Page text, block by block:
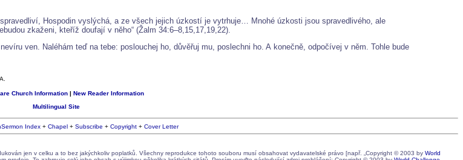
Hospodin vyslýchá, a ze všech jejich úzkostí je vytrhuje… Mnohé úzkosti jsou spravedlivého, ale
zkaženi, kteříž doufají v něho“ (Žalm 34:6–8,15,17,19,22).
ven. Naléhám teď na tebe: poslouchej ho, důvěřuj mu, poslechni ho. A konečně, odpočívej v něm. Tohle bude
Church Information | New Reader Information
Multilingual Site
Index + Chapel + Subscribe + Copyright + Cover Letter
jen v celku a to bez jakýchkoliv poplatků. Všechny reprodukce tohoto souboru musí obsahovat vydavatelské právo [např. „Copyright © 2003 by World